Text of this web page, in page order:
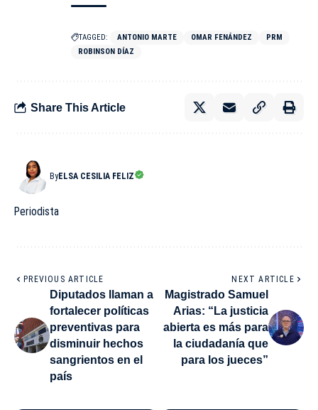
TAGGED: ANTONIO MARTE OMAR FENÁNDEZ
PRM
ROBINSON DÍAZ
Share This Article
ByELSA CESILIA FELIZ
Periodista
PREVIOUS ARTICLE
Diputados llaman a
fortalecer políticas
preventivas para
disminuir hechos
sangrientos en el
país
NEXT ARTICLE
Magistrado Samuel
Arias: “La justicia
abierta es más para
la ciudadanía que
para los jueces”